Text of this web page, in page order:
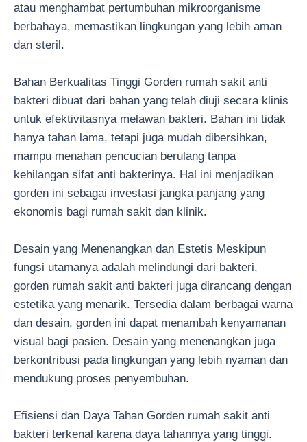
atau menghambat pertumbuhan mikroorganisme
berbahaya, memastikan lingkungan yang lebih aman
dan steril.
Bahan Berkualitas Tinggi Gorden rumah sakit anti
bakteri dibuat dari bahan yang telah diuji secara klinis
untuk efektivitasnya melawan bakteri. Bahan ini tidak
hanya tahan lama, tetapi juga mudah dibersihkan,
mampu menahan pencucian berulang tanpa
kehilangan sifat anti bakterinya. Hal ini menjadikan
gorden ini sebagai investasi jangka panjang yang
ekonomis bagi rumah sakit dan klinik.
Desain yang Menenangkan dan Estetis Meskipun
fungsi utamanya adalah melindungi dari bakteri,
gorden rumah sakit anti bakteri juga dirancang dengan
estetika yang menarik. Tersedia dalam berbagai warna
dan desain, gorden ini dapat menambah kenyamanan
visual bagi pasien. Desain yang menenangkan juga
berkontribusi pada lingkungan yang lebih nyaman dan
mendukung proses penyembuhan.
Efisiensi dan Daya Tahan Gorden rumah sakit anti
bakteri terkenal karena daya tahannya yang tinggi.